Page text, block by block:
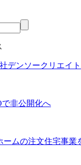
デンソークリエイ
非公開化へ
ームの注文住宅事業